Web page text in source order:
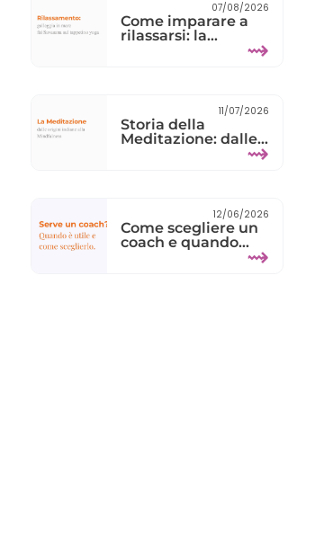
07/08/2026
Come imparare a
rilassarsi: la
⇝
11/07/2026
Storia della
Meditazione: dalle
radici indiane alla⇝
12/06/2026
Come scegliere un
coach e quando ⇝